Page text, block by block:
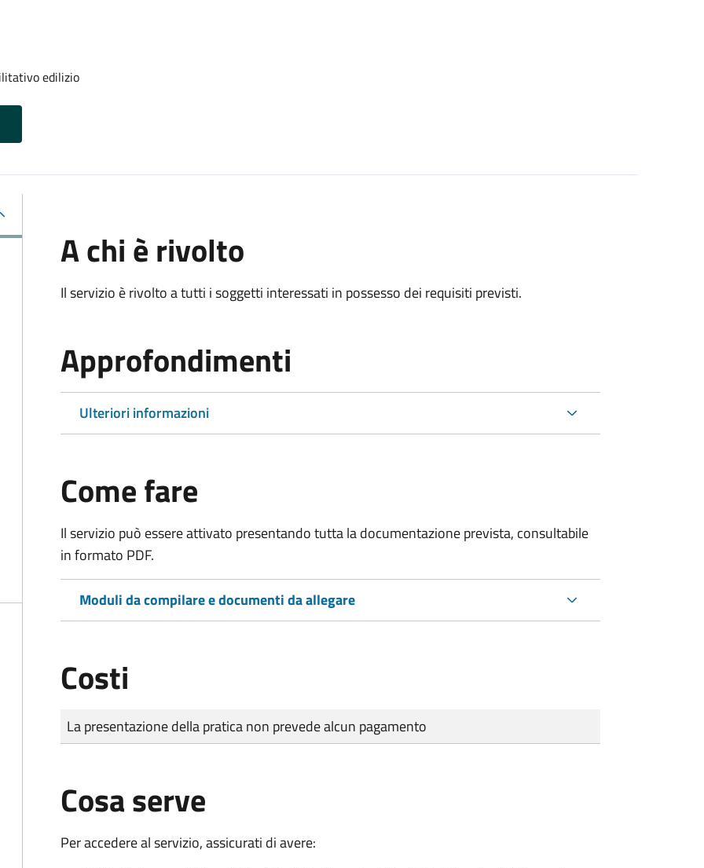
edilizio
A chi è rivolto
Il servizio è rivolto a tutti i soggetti interessati in possesso dei requisiti previsti.
Approfondimenti
Ulteriori informazioni
Come fare
Il servizio può essere attivato presentando tutta la documentazione prevista, consultabile
in formato PDF.
Moduli da compilare e documenti da allegare
Costi
Tipo di pagamento
Importo
La presentazione della pratica non prevede alcun pagamento
Cosa serve
Per accedere al servizio, assicurati di avere: